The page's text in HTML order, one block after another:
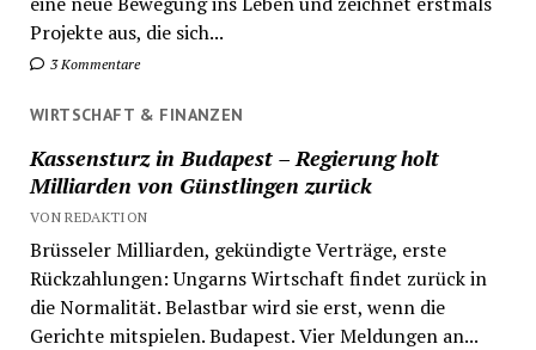
Projekte aus, die sich...
3 Kommentare
WIRTSCHAFT & FINANZEN
Kassensturz in Budapest – Regierung holt
Milliarden von Günstlingen zurück
VON REDAKTION
Brüsseler Milliarden, gekündigte Verträge, erste
Rückzahlungen: Ungarns Wirtschaft findet zurück in
die Normalität. Belastbar wird sie erst, wenn die
Gerichte mitspielen. Budapest. Vier Meldungen an...